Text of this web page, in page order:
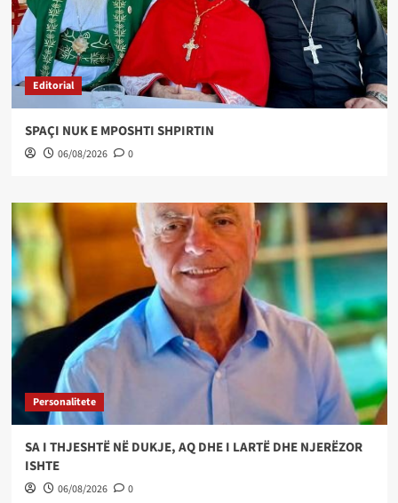
Editorial
SPAÇI NUK E MPOSHTI SHPIRTIN
06/08/2026 0
Personalitete
SA I THJESHTË NË DUKJE, AQ DHE I LARTË DHE NJERËZOR
ISHTE
06/08/2026 0